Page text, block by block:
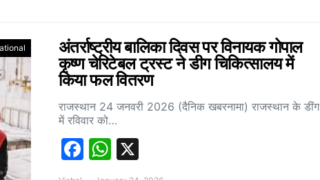
अंतर्राष्ट्रीय बालिका दिवस पर विनायक गोपाल
कृष्ण चेरिटेबल ट्रस्ट ने डीग चिकित्सालय में
किया फल वितरण
राजस्थान 24 जनवरी 2026 (दैनिक खबरनामा) राजस्थान के डींग
में रविवार को…
Facebook
WhatsApp